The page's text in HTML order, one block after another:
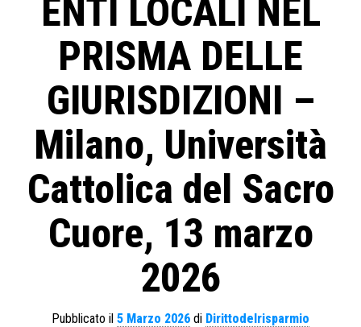
ENTI LOCALI NEL
PRISMA DELLE
GIURISDIZIONI –
Milano, Università
Cattolica del Sacro
Cuore, 13 marzo
2026
Pubblicato il 5 Marzo 2026 di Dirittodelrisparmio